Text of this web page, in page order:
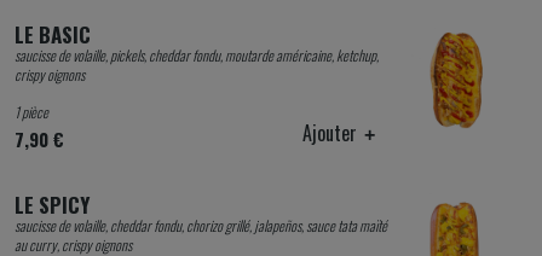
LE BASIC
saucisse de volaille, pickels, cheddar fondu, moutarde américaine, ketchup,
crispy oignons
1 pièce
7,90 € Ajouter
LE SPICY
saucisse de volaille, cheddar fondu, chorizo grillé, jalapeños, sauce tata maïté
au curry, crispy oignons